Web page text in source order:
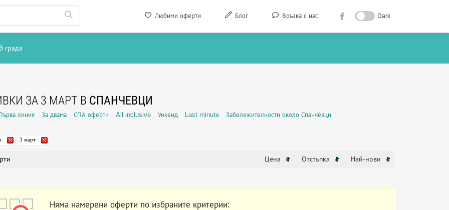
Любими оферти Блог Връзка с нас Dark
В града
ЗА 3 МАРТ В СПАНЧЕВЦИ
линия За двама СПА оферти All inclusive Уикенд Last minute Забележителности около Спанчевци
3 март
Цена Отстъпка Най-нови
Няма намерени оферти по избраните критерии: